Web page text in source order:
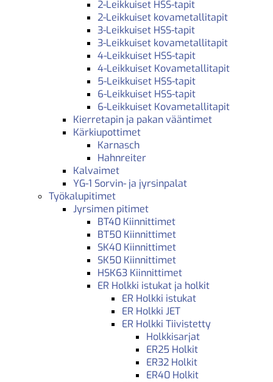
2-Leikkuiset HSS-tapit
2-Leikkuiset kovametallitapit
3-Leikkuiset HSS-tapit
3-Leikkuiset kovametallitapit
4-Leikkuiset HSS-tapit
4-Leikkuiset Kovametallitapit
5-Leikkuiset HSS-tapit
6-Leikkuiset HSS-tapit
6-Leikkuiset Kovametallitapit
Kierretapin ja pakan vääntimet
Kärkiupottimet
Karnasch
Hahnreiter
Kalvaimet
YG-1 Sorvin- ja jyrsinpalat
Työkalupitimet
Jyrsimen pitimet
BT40 Kiinnittimet
BT50 Kiinnittimet
SK40 Kiinnittimet
SK50 Kiinnittimet
HSK63 Kiinnittimet
ER Holkki istukat ja holkit
ER Holkki istukat
ER Holkki JET
ER Holkki Tiivistetty
Holkkisarjat
ER25 Holkit
ER32 Holkit
ER40 Holkit